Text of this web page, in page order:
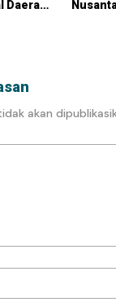
Daerah
akan